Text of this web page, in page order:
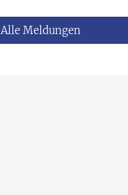
Alle Meldungen